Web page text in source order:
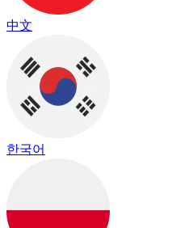
中文
한국어